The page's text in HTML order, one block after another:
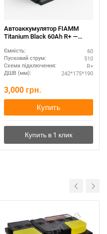
Автоаккумулятор FIAMM
Titanium Black 60Ah R+ —
Ємність: 60
Пусковий струм: 510
Схема підключення: R+
ДШВ (мм): 242*175*190
3,000 грн.
Купить